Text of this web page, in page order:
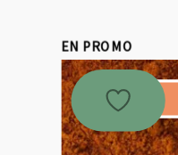
EN PROMO
Promo !